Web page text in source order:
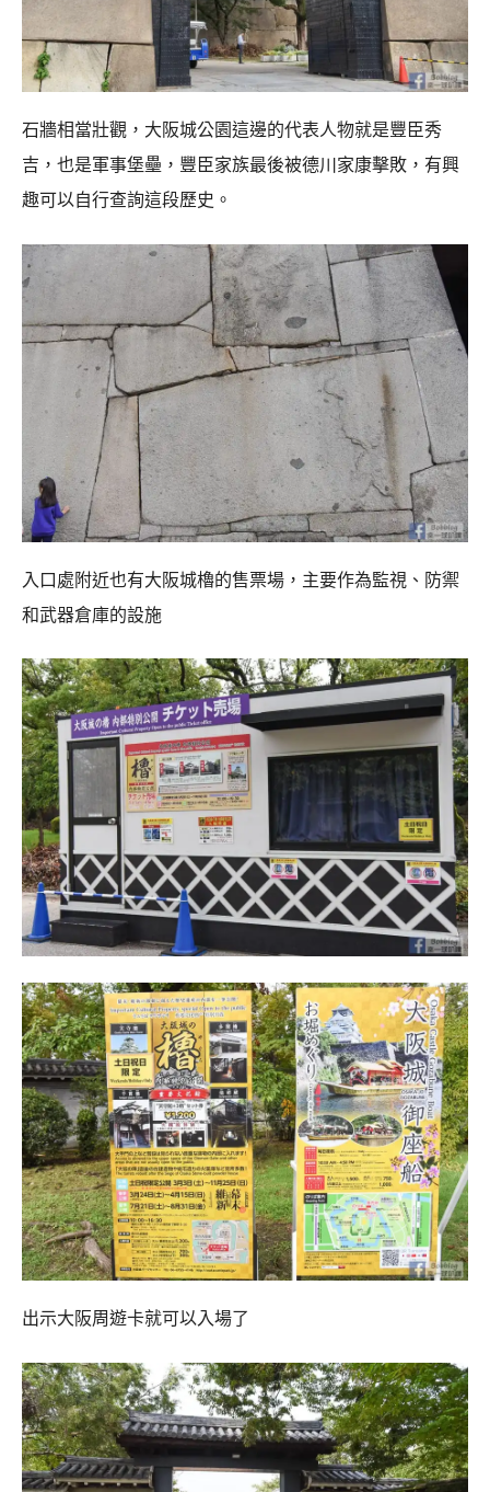
石牆相當壯觀，大阪城公園這邊的代表人物就是豐臣秀
吉，也是軍事堡壘，豐臣家族最後被德川家康擊敗，有興
趣可以自行查詢這段歷史。
入口處附近也有大阪城櫓的售票場，主要作為監視、防禦
和武器倉庫的設施
出示大阪周遊卡就可以入場了